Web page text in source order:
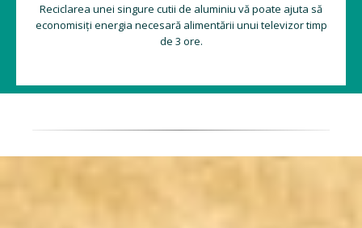
Reciclarea unei singure cutii de aluminiu vă poate ajuta să
economisiți energia necesară alimentării unui televizor timp
de 3 ore.